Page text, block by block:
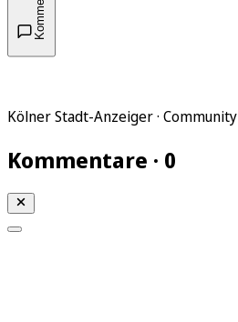
Kölner Stadt-Anzeiger · Community
Kommentare · 0